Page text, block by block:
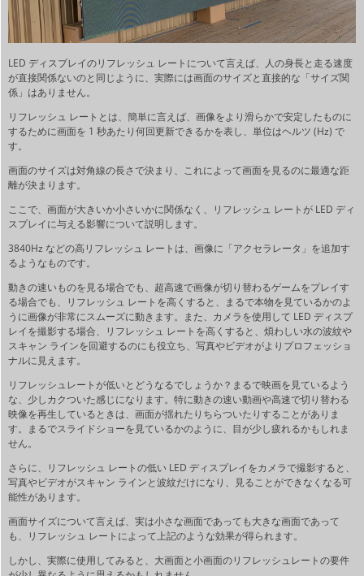
LED ディスプレイのリフレッシュ レートについて言えば、人の身長と走る速度
が直接関係ないのと同じように、実際には画面のサイズと直接的な「サイズ関
係」はありません。
リフレッシュ レートとは、簡単に言えば、画像をより滑らかで安定したものに
するために画面を 1 秒あたり何回更新できるかを表し、単位はヘルツ (Hz) で
す。
画面のサイズは対角線の長さで決まり、これによって画面を見るのに最適な距
離が決まります。
ここで、画面が大きいか小さいかに関係なく、リフレッシュ レートが LED ディ
スプレイに与える影響について説明します。
3840Hz などの高リフレッシュ レートは、画像に「アクセラレータ」を追加す
るようなものです。
動きの速いものを見る場合でも、超高速で画像が切り替わるゲームをプレイす
る場合でも、リフレッシュ レートを高くすると、まるで本物を見ているかのよ
うに画像が非常にスムーズに動きます。また、カメラを使用して LED ディスプ
レイを撮影する場合、リフレッシュ レートを高くすると、煩わしい水の波紋や
スキャン ラインを回避するのにも役立ち、写真やビデオがよりプロフェッショ
ナルに見えます。
リフレッシュレートが低いとどうなるでしょうか？まるで映画を見ているよう
な、少しカクついた感じになります。特に動きの速い動画や高速で切り替わる
映像を再生しているときは、画面が揺れたりちらついたりすることがありま
す。まるでスライドショーを見ているかのように、目が少し疲れるかもしれま
せん。
さらに、リフレッシュ レートの低い LED ディスプレイをカメラで撮影すると、
写真やビデオがスキャン ラインと波紋だけになり、見ることができなくなる可
能性があります。
画面サイズについて言えば、実は小さな画面であっても大きな画面であって
も、リフレッシュ レートによって上記のような効果が得られます。
しかし、実際に使用してみると、大画面と小画面のリフレッシュレートの要件